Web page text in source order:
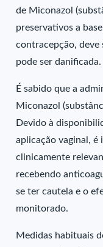
de Miconazol
preservativos a
contracepção, deve
pode ser danificada.
É sabido que a
Miconazol
Devido à
aplicação vaginal,
clinicamente
recebendo
se ter cautela e o
monitorado.
Medidas habituais